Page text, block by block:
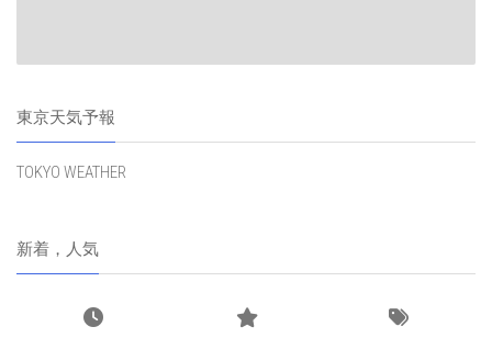
東京天気予報
TOKYO WEATHER
新着，人気